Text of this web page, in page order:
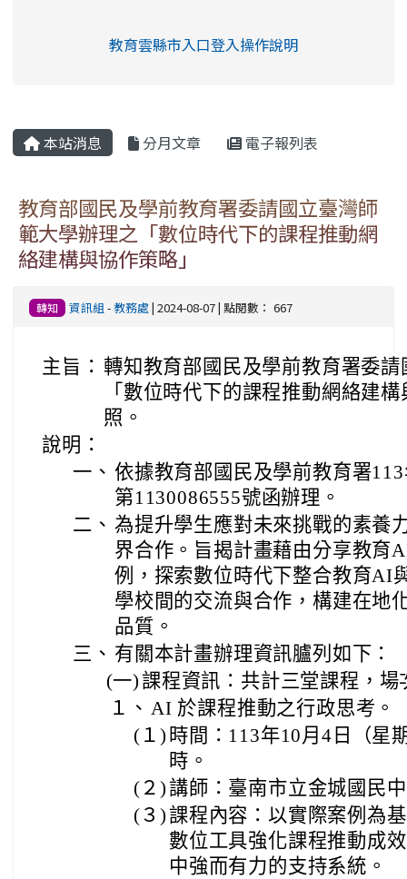
link to https://eliteracy.edu.tw/Shorts/
教育雲縣市入口登入操作說明
本站消息 分月文章 電子報列表
教育部國民及學前教育署委請國立臺灣師
範大學辦理之「數位時代下的課程推動網
絡建構與協作策略」
轉知 資訊組 -教務處 | 2024-08-07 | 點閱數： 667
主旨： 轉知教育部國民及學前教育署委
「數位時代下的課程推動網絡建
照。
說明：
一、 依據教育部國民及學前教育署
第1130086555號函辦理。
二、 為提升學生應對未來挑戰的素養
界合作。旨揭計畫藉由分享教育
例，探索數位時代下整合教育AI
學校間的交流與合作，構建在地
品質。
三、 有關本計畫辦理資訊臚列如下：
(一)課程資訊：共計三堂課程，場
１、 AI 於課程推動之行政思考。
(１) 時間：113年10月4日（星
時。
(２)講師：臺南市立金城國民
(３)課程內容：以實際案例為
數位工具強化課程推動成
中強而有力的支持系統。